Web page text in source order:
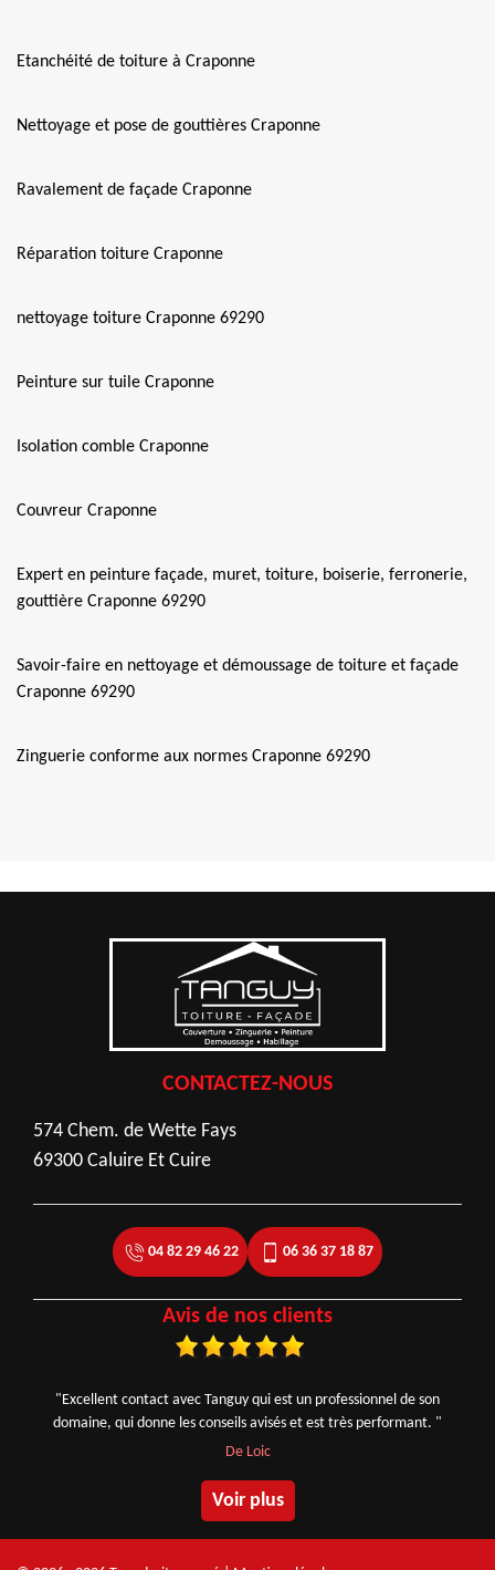
Etanchéité de toiture à Craponne
Nettoyage et pose de gouttières Craponne
Ravalement de façade Craponne
Réparation toiture Craponne
nettoyage toiture Craponne 69290
Peinture sur tuile Craponne
Isolation comble Craponne
Couvreur Craponne
Expert en peinture façade, muret, toiture, boiserie, ferronerie,
gouttière Craponne 69290
Savoir-faire en nettoyage et démoussage de toiture et façade
Craponne 69290
Zinguerie conforme aux normes Craponne 69290
CONTACTEZ-NOUS
574 Chem. de Wette Fays
69300 Caluire Et Cuire
04 82 29 46 22 06 36 37 18 87
Avis de nos clients
"Excellent contact avec Tanguy qui est un professionnel de son
domaine, qui donne les conseils avisés et est très performant. "
De Loic
Voir plus